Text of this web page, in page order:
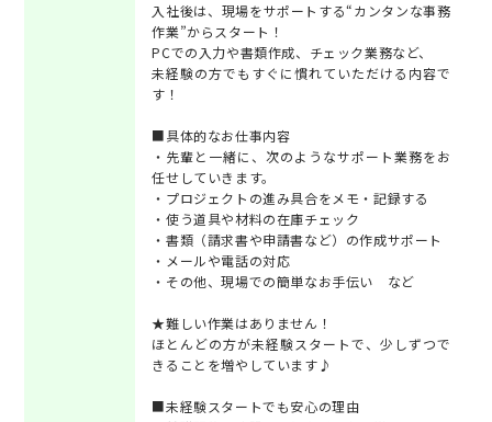
入社後は、現場をサポートする“カンタンな事務
作業”からスタート！
PCでの入力や書類作成、チェック業務など、
未経験の方でもすぐに慣れていただける内容で
す！
■具体的なお仕事内容
・先輩と一緒に、次のようなサポート業務をお
任せしていきます。
・プロジェクトの進み具合をメモ・記録する
・使う道具や材料の在庫チェック
・書類（請求書や申請書など）の作成サポート
・メールや電話の対応
・その他、現場での簡単なお手伝い など
★難しい作業はありません！
ほとんどの方が未経験スタートで、少しずつで
きることを増やしています♪
■未経験スタートでも安心の理由